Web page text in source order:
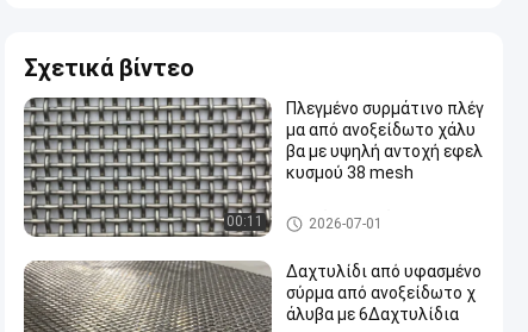
Σχετικά βίντεο
00:11
Πλεγμένο συρμάτινο πλέγ
μα από ανοξείδωτο χάλυ
βα με υψηλή αντοχή εφελ
κυσμού 38 mesh
υφαμένο SS πλέγμα καλωδί
ων
2026-07-01
Δαχτυλίδι από υφασμένο
σύρμα από ανοξείδωτο χ
άλυβα με 6Δαχτυλίδια